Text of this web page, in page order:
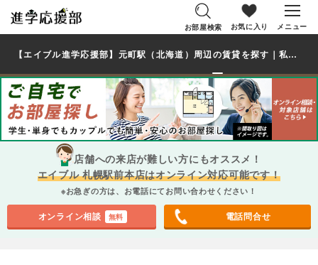
お部屋検索 お気に入り メニュー
【エイブル進学応援部】元町駅（北海道）周辺の賃貸を探す｜私立札幌大谷大学学生・大学生の一人暮らし向け賃貸マンション・アパート
店舗への来店が難しい方にもオススメ！
エイブル 札幌駅前本店はオンライン対応可能です！
※お急ぎの方は、お電話にてお問い合わせください！
オンライン相談 無料 電話問合せ